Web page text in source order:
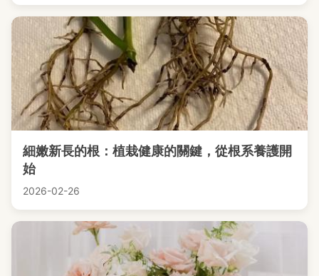
細嫩新長的根：植栽健康的關鍵，從根系養護開
始
2026-02-26